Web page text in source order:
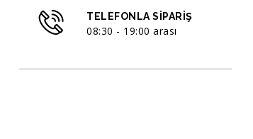
TELEFONLA SIPARIŞ
08:30 - 19:00 arası